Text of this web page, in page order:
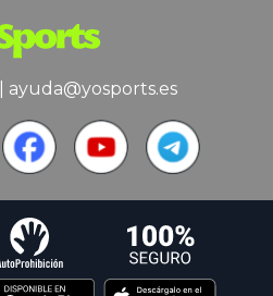
ayuda@yosports.es